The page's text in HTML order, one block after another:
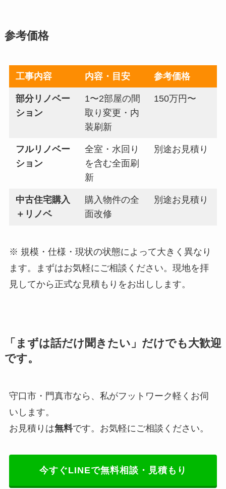
参考価格
工事内容 内容・目安 参考価格
部分リノベー
ション
1〜2部屋の間
取り変更・内
装刷新
150万円〜
フルリノベー
ション
全室・水回り
を含む全面刷
新
別途お見積り
中古住宅購入
＋リノベ
購入物件の全
面改修
別途お見積り
※ 規模・仕様・現状の状態によって大きく異なり
ます。まずはお気軽にご相談ください。現地を拝
見してから正式な見積もりをお出しします。
「まずは話だけ聞きたい」だけでも大歓迎
です。
守口市・門真市なら、私がフットワーク軽くお伺
いします。
お見積りは無料です。お気軽にご相談ください。
今すぐLINEで無料相談・見積もり